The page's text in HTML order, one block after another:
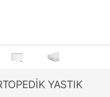
YASTIK